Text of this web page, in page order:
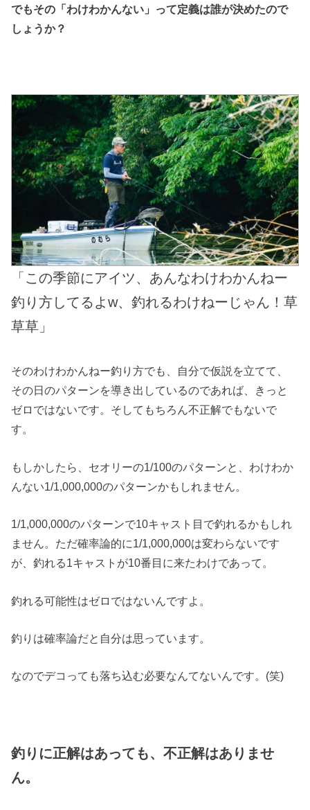
でもその「わけわかんない」って定義は誰が決めたので
しょうか？
「この季節にアイツ、あんなわけわかんねー
釣り方してるよw、釣れるわけねーじゃん！草
草草」
そのわけわかんねー釣り方でも、自分で仮説を立てて、
その日のパターンを導き出しているのであれば、きっと
ゼロではないです。そしてもちろん不正解でもないで
す。
もしかしたら、セオリーの1/100のパターンと、わけわか
んない1/1,000,000のパターンかもしれません。
1/1,000,000のパターンで10キャスト目で釣れるかもしれ
ません。ただ確率論的に1/1,000,000は変わらないです
が、釣れる1キャストが10番目に来たわけであって。
釣れる可能性はゼロではないんですよ。
釣りは確率論だと自分は思っています。
なのでデコっても落ち込む必要なんてないんです。(笑)
釣りに正解はあっても、不正解はありませ
ん。